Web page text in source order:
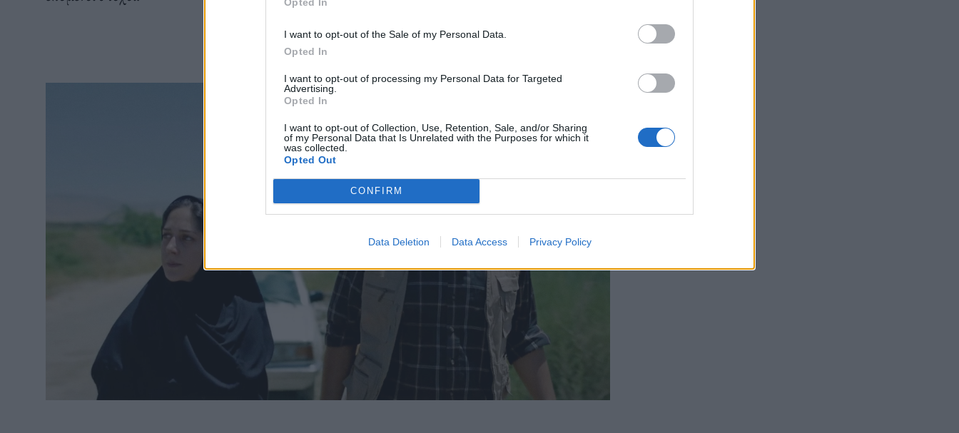
I want to opt-out of the Sale of my Personal Data.
Opted In
I want to opt-out of processing my Personal Data for Targeted
Advertising.
Opted In
I want to opt-out of Collection, Use, Retention, Sale, and/or Sharing
of my Personal Data that Is Unrelated with the Purposes for which it
was collected.
Opted Out
CONFIRM
Data Deletion Data Access Privacy Policy